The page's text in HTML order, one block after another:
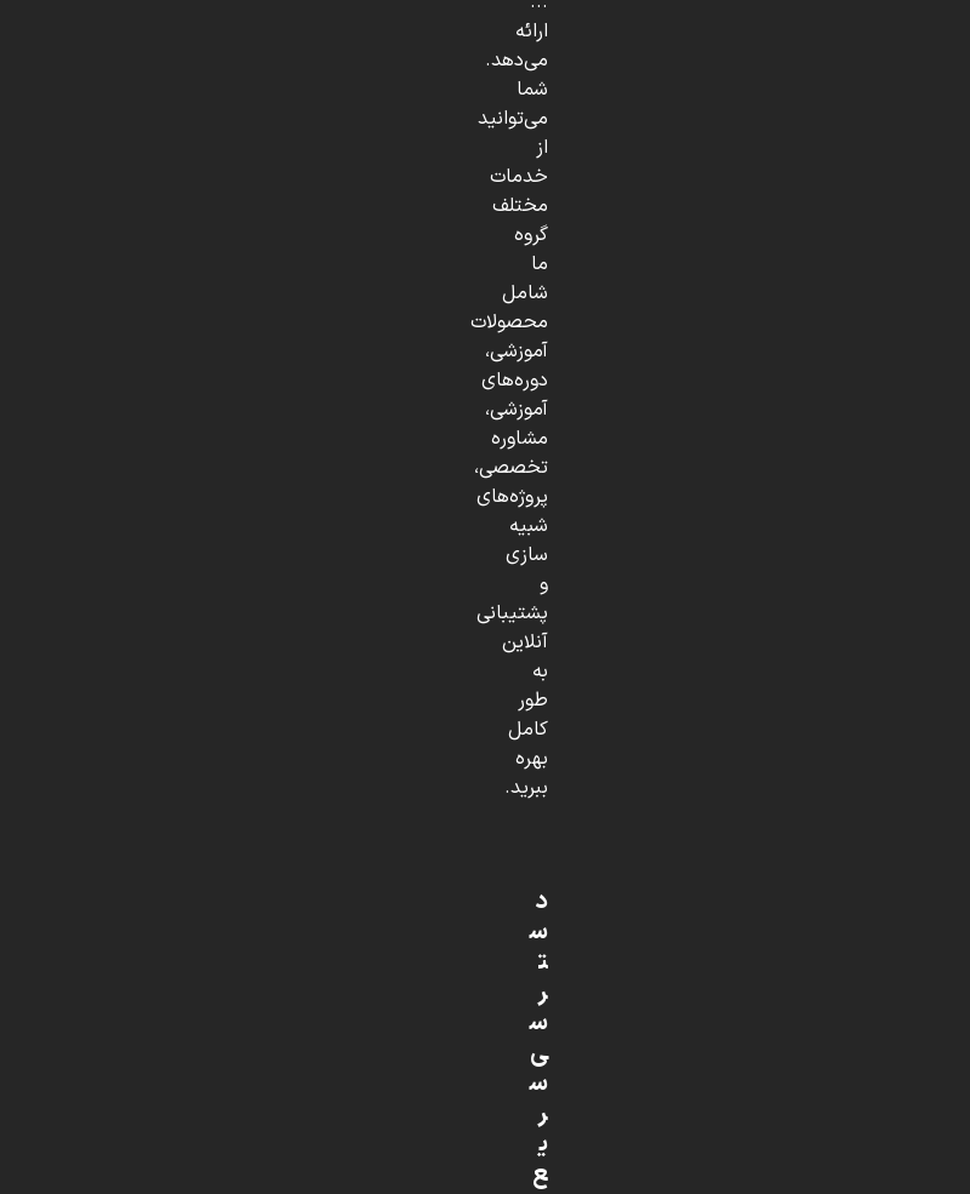
ارائه
می‌دهد.
شما
می‌توانید
از
خدمات
مختلف
گروه
ما
شامل
محصولات
آموزشی،
دوره‌های
آموزشی،
مشاوره
تخصصی،
پروژه‌های
شبیه
سازی
و
پشتیبانی
آنلاین
به
طور
کامل
بهره
ببرید.
د
س
ت
ر
س
ی
س
ر
ی
ع